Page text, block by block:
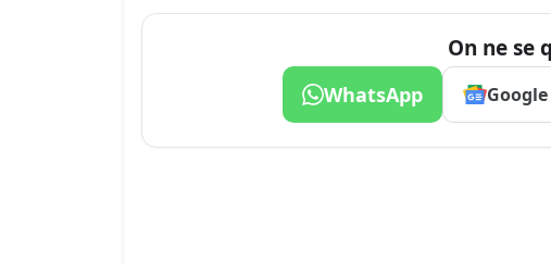
On ne se
WhatsApp